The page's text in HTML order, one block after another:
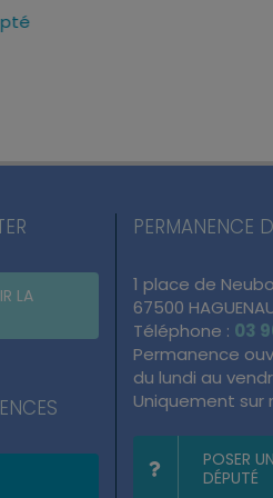
LA
PERMANENCE
1 place de
67500
Téléphone : 03
Permanence
du lundi au
Uniquement sur
POSER
DÉPUTÉ